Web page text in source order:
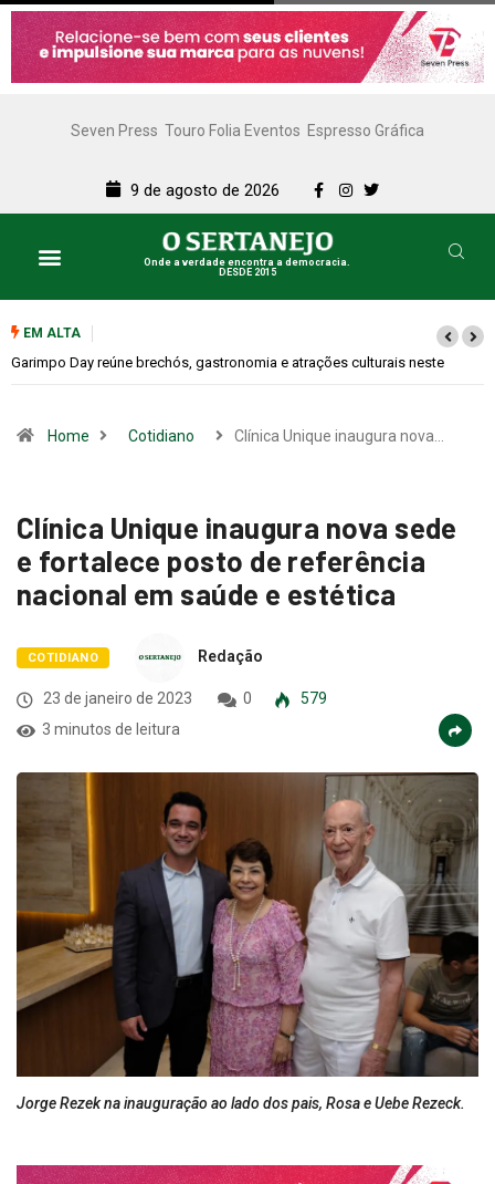
Seven Press Touro Folia Eventos Espresso Gráfica
9 de agosto de 2026
Onde a verdade encontra a democracia.
DESDE 2015
EM ALTA
Bugonia transforma paranoia e conspiração em um suspense imprevisível
Home Cotidiano Clínica Unique inaugura nova…
Clínica Unique inaugura nova sede
e fortalece posto de referência
nacional em saúde e estética
COTIDIANO Redação
23 de janeiro de 2023 0
579
3 minutos de leitura
Jorge Rezek na inauguração ao lado dos pais, Rosa e Uebe Rezeck.